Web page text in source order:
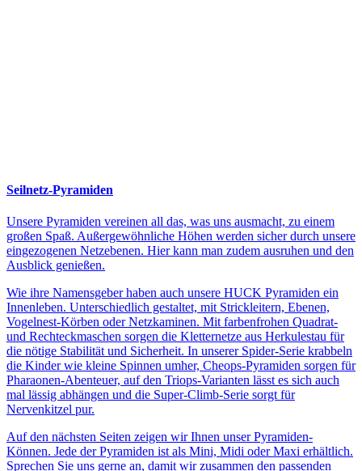
Seilnetz-Pyramiden
Unsere Pyramiden vereinen all das, was uns ausmacht, zu einem
großen Spaß. Außergewöhnliche Höhen werden sicher durch unsere
eingezogenen Netzebenen. Hier kann man zudem ausruhen und den
Ausblick genießen.
Wie ihre Namensgeber haben auch unsere HUCK Pyramiden ein
Innenleben. Unterschiedlich gestaltet, mit Strickleitern, Ebenen,
Vogelnest-Körben oder Netzkaminen. Mit farbenfrohen Quadrat-
und Rechteckmaschen sorgen die Kletternetze aus Herkulestau für
die nötige Stabilität und Sicherheit. In unserer Spider-Serie krabbeln
die Kinder wie kleine Spinnen umher, Cheops-Pyramiden sorgen für
Pharaonen-Abenteuer, auf den Triops-Varianten lässt es sich auch
mal lässig abhängen und die Super-Climb-Serie sorgt für
Nervenkitzel pur.
Auf den nächsten Seiten zeigen wir Ihnen unser Pyramiden-
Können. Jede der Pyramiden ist als Mini, Midi oder Maxi erhältlich.
Sprechen Sie uns gerne an, damit wir zusammen den passenden